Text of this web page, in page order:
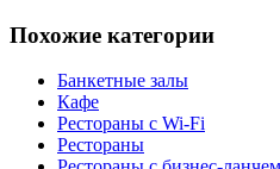
Похожие категории
Банкетные залы
Кафе
Рестораны с Wi-Fi
Рестораны